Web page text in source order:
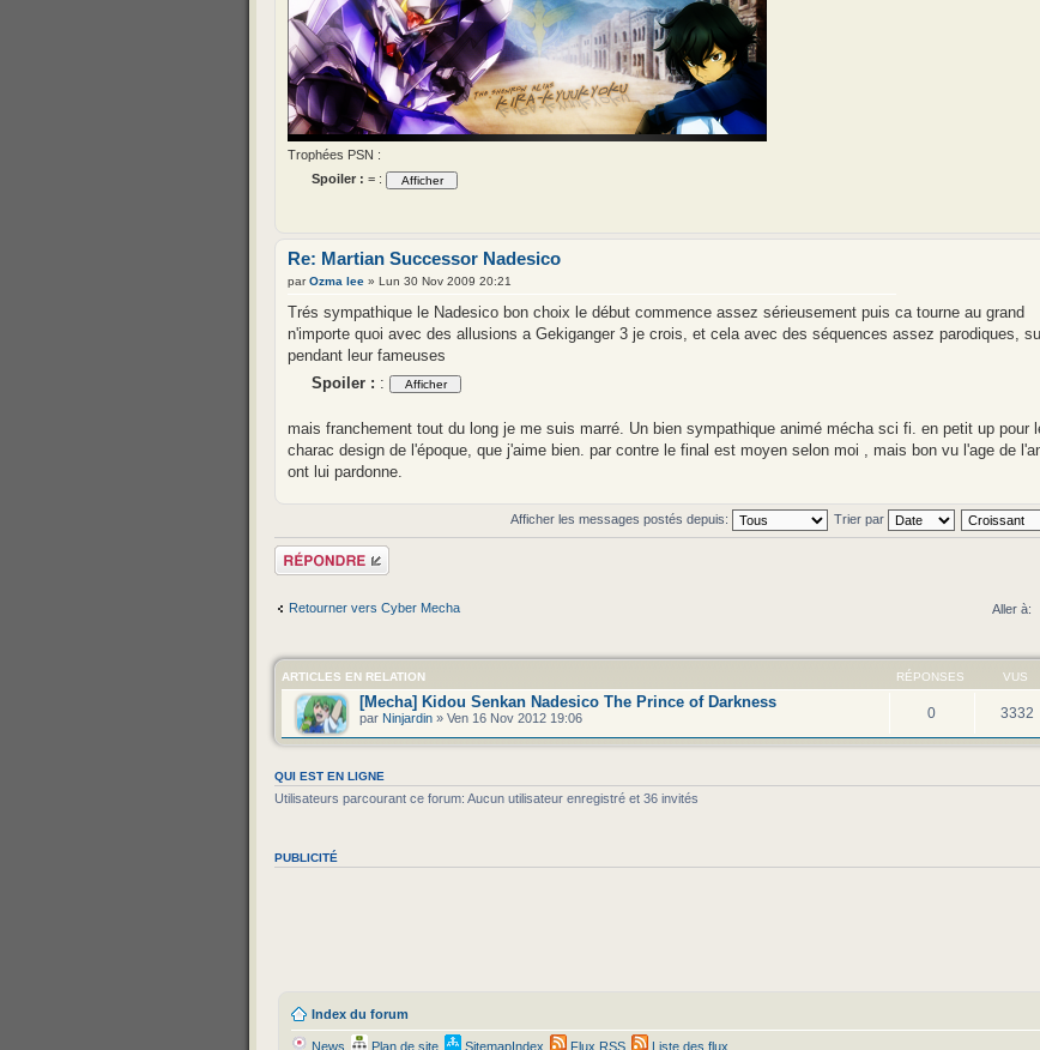
Trophées PSN :
Spoiler : = :
Re: Martian Successor Nadesico
parOzma lee » Lun 30 Nov 2009 20:21
Trés sympathique le Nadesico bon choix le début commence assez sérieusement puis ca tourne au grand
n'importe quoi avec des allusions a Gekiganger 3 je crois, et cela avec des séquences assez parodiques,
pendant leur fameuses
Spoiler : :
mais franchement tout du long je me suis marré. Un bien sympathique animé mécha sci fi. en petit up pour
charac design de l'époque, que j'aime bien. par contre le final est moyen selon moi , mais bon vu l'age de
ont lui pardonne.
Afficher les messages postés depuis: Trier par
Répondre
Retourner vers Cyber Mecha Aller à:
ARTICLES EN RELATION RÉPONSES VUS
[Mecha] Kidou Senkan Nadesico The Prince of Darkness
par Ninjardin » Ven 16 Nov 2012 19:06 0 3332
QUI EST EN LIGNE
Utilisateurs parcourant ce forum: Aucun utilisateur enregistré et 36 invités
PUBLICITÉ
Index du forum
News Plan de site SitemapIndex Flux RSS Liste des flux